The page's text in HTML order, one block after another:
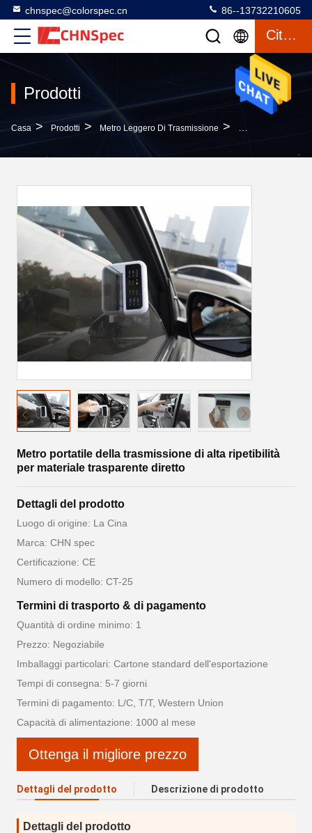
chnspec@colorspec.cn 86--13732210605
Citazione
Prodotti
Casa > Prodotti > Metro Leggero Di Trasmissione > Metro Portatile
Metro portatile della trasmissione di alta ripetibilità
per materiale trasparente diretto
Dettagli del prodotto
Luogo di origine: La Cina
Marca: CHN spec
Certificazione: CE
Numero di modello: CT-25
Termini di trasporto & di pagamento
Quantità di ordine minimo: 1
Prezzo: Negoziabile
Imballaggi particolari: Cartone standard dell'esportazione
Tempi di consegna: 5-7 giorni
Termini di pagamento: L/C, T/T, Western Union
Capacità di alimentazione: 1000 al mese
Ottenga il migliore prezzo
Dettagli del prodotto Descrizione di prodotto
Dettagli del prodotto